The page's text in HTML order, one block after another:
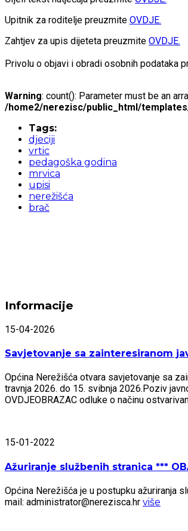
Upitnik za roditelje preuzmite OVDJE.
Zahtjev za upis dijeteta preuzmite OVDJE.
Privolu o objavi i obradi osobnih podataka
Warning: count(): Parameter must be an
/home2/nerezisc/public_html/
Tags:
djeciji
vrtic
pedagoška godina
mrvica
upisi
nerežišća
brač
Informacije
15-04-2026
Savjetovanje sa zainteresiranom
Općina Nerežišća otvara savjetovanje sa
travnja 2026. do 15. svibnja 2026.Poziv
OVDJEOBRAZAC odluke o načinu
15-01-2022
Ažuriranje službenih stranica ***
Općina Nerežišća je u postupku ažuriranja
mail: administrator@nerezisca.hr više